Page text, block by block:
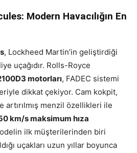
Modern Havacılığın En
, Lockheed Martin’in geliştirdiği
uçağıdır. Rolls-Royce
motorları, FADEC sistemi
dikkat çekiyor. Cam kokpit,
artırılmış menzil özellikleri ile
km/s maksimum hıza
ilk müşterilerinden biri
uçakları uzun yıllar boyunca